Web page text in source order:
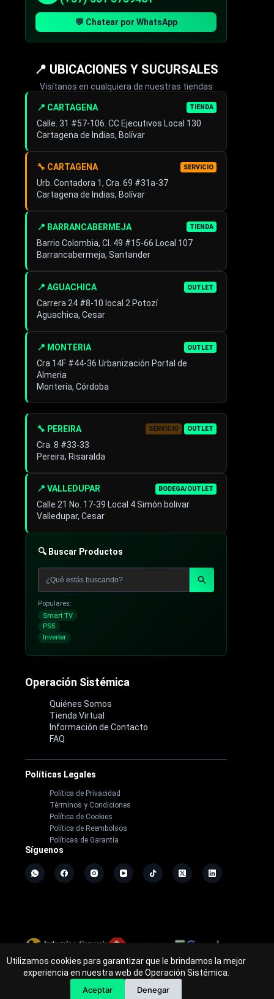
Utilizamos cookies para garantizar que le brindamos la mejor
experiencia en nuestra web de Operación Sistémica.
Aceptar
Denegar
💬 Chatear por WhatsApp
📍 UBICACIONES Y SUCURSALES
Visítanos en cualquiera de nuestras tiendas
📍 CARTAGENA TIENDA
Calle. 31 #57-106. CC Ejecutivos Local 130
Cartagena de Indias, Bolívar
🔧 CARTAGENA SERVICIO
Urb. Contadora 1, Cra. 69 #31a-37
Cartagena de Indias, Bolívar
📍 BARRANCABERMEJA TIENDA
Barrio Colombia, Cl. 49 #15-66 Local 107
Barrancabermeja, Santander
📍 AGUACHICA OUTLET
Carrera 24 #8-10 local 2 Potozí
Aguachica, Cesar
📍 MONTERIA OUTLET
Cra 14F #44-36 Urbanización Portal de
Almeria
Montería, Córdoba
📍 VALLEDUPAR BODEGA/OUTLET
Calle 21 No. 17-39 Local 4 Simón bolivar
Valledupar, Cesar
🔧 PEREIRA SERVICIO OUTLET
Cra. 8 #33-33
Pereira, Risaralda
🔍 Buscar Productos
Populares:
Smart TV
PS5
Inverter
Operación Sistémica
Quiénes Somos
Tienda Virtual
Información de Contacto
FAQ
Políticas Legales
Política de Privacidad
Términos y Condiciones
Política de Cookies
Política de Reembolsos
Políticas de Garantía
Síguenos
Copyright © 2026 - Operación Sistémica
Tienda de electrodomésticos; repuestos y casa de software.